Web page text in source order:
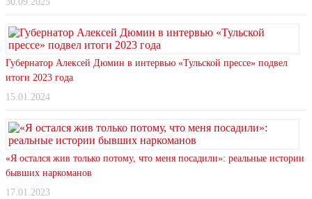
Губернатор Алексей Дюмин в интервью «Тульской прессе» подвел
итоги 2023 года
15.01.2024
«Я остался жив только потому, что меня посадили»: реальные истории
бывших наркоманов
17.01.2023